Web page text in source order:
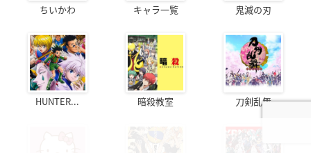
ちいかわ キャラ一覧 鬼滅の刃
HUNTER... 暗殺教室 刀剣乱舞